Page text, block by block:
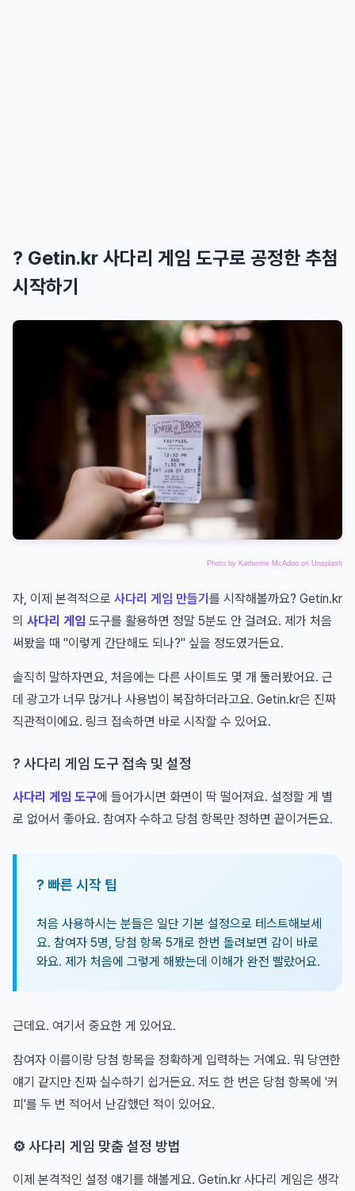
? Getin.kr 사다리 게임 도구로 공정한 추첨
시작하기
Photo by Katherine McAdoo on Unsplash
자, 이제 본격적으로 사다리 게임 만들기 를 시작해볼까요? Getin.kr
의 사다리 게임 도구를 활용하면 정말 5분도 안 걸려요. 제가 처음
써봤을 때 "이렇게 간단해도 되나?" 싶을 정도였거든요.
솔직히 말하자면요, 처음에는 다른 사이트도 몇 개 둘러봤어요. 근
데 광고가 너무 많거나 사용법이 복잡하더라고요. Getin.kr은 진짜
직관적이에요. 링크 접속하면 바로 시작할 수 있어요.
? 사다리 게임 도구 접속 및 설정
사다리 게임 도구에 들어가시면 화면이 딱 떨어져요. 설정할 게 별
로 없어서 좋아요. 참여자 수하고 당첨 항목만 정하면 끝이거든요.
? 빠른 시작 팁
처음 사용하시는 분들은 일단 기본 설정으로 테스트해보세
요. 참여자 5명, 당첨 항목 5개로 한번 돌려보면 감이 바로
와요. 제가 처음에 그렇게 해봤는데 이해가 완전 빨랐어요.
근데요. 여기서 중요한 게 있어요.
참여자 이름이랑 당첨 항목을 정확하게 입력하는 거예요. 뭐 당연한
얘기 같지만 진짜 실수하기 쉽거든요. 저도 한 번은 당첨 항목에 '커
피'를 두 번 적어서 난감했던 적이 있어요.
⚙️ 사다리 게임 맞춤 설정 방법
이제 본격적인 설정 얘기를 해볼게요. Getin.kr 사다리 게임은 생각